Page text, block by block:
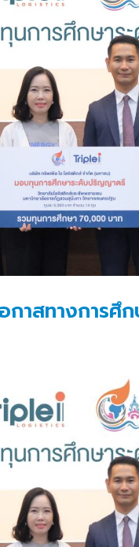
อกาสทางการ